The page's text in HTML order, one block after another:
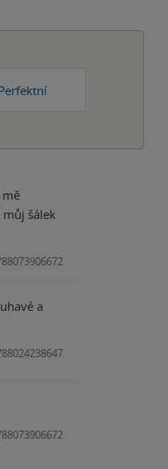
mě
šálek
a